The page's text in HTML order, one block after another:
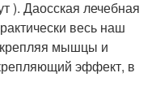
). Даосская лечебная
весь наш
мышцы и
эффект, в